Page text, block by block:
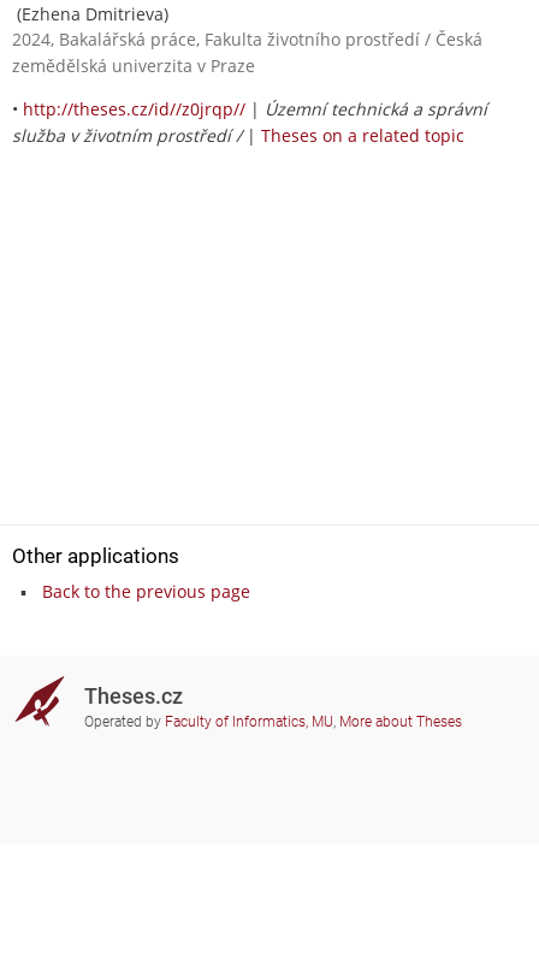
(Ezhena Dmitrieva)
2024, Bakalářská práce, Fakulta životního prostředí / Česká
zemědělská univerzita v Praze
• http://theses.cz/id//z0jrqp// | Územní technická a správní
služba v životním prostředí / | Theses on a related topic
Other applications
Back to the previous page
Theses.cz
Operated by Faculty of Informatics, MU, More about Theses